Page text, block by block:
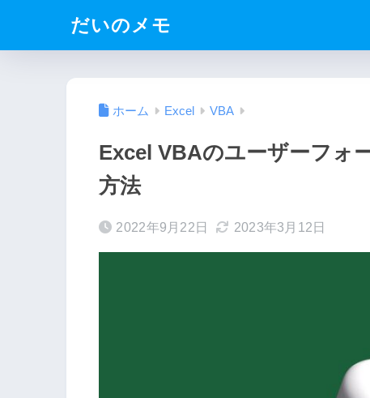
だいのメモ
ホーム Excel VBA
Excel VBAのユーザーフォ
方法
2022年9月22日 2023年3月12日